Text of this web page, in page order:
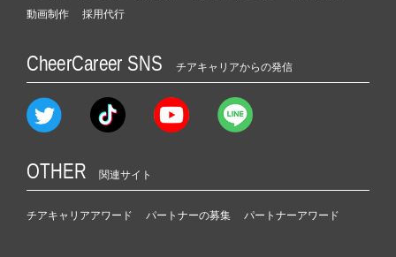
動画制作
採用代行
CheerCareer SNS チアキャリアからの発信
OTHER 関連サイト
チアキャリアアワード パートナーの募集 パートナーアワード